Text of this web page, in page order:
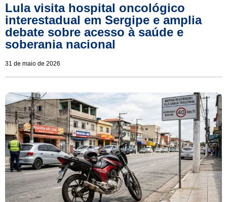
Lula visita hospital oncológico
interestadual em Sergipe e amplia
debate sobre acesso à saúde e
soberania nacional
31 de maio de 2026